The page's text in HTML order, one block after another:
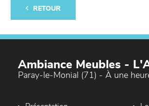
RETOUR
Ambiance Meubles -
Paray-le-Monial (71) - À une